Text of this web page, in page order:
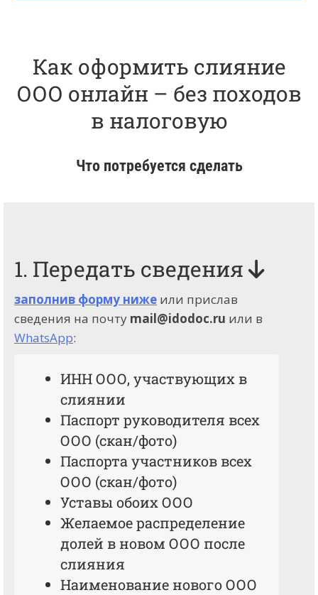
Как оформить слияние
ООО онлайн – без походов
в налоговую
Что потребуется сделать
1. Передать сведения
заполнив форму ниже или прислав
сведения на почту mail@idodoc.ru или в
WhatsApp:
ИНН ООО, участвующих в
слиянии
Паспорт руководителя всех
ООО (скан/фото)
Паспорта участников всех
ООО (скан/фото)
Уставы обоих ООО
Желаемое распределение
долей в новом ООО после
слияния
Наименование нового ООО